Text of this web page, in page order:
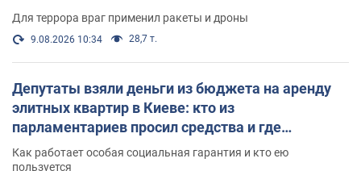
Для террора враг применил ракеты и дроны
9.08.2026 10:34 28,7 т.
Депутаты взяли деньги из бюджета на аренду
элитных квартир в Киеве: кто из
парламентариев просил средства и где
поселился
Как работает особая социальная гарантия и кто ею
пользуется